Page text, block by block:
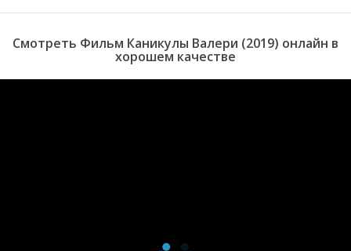
Смотреть Фильм Каникулы Валери (2019) онлайн в
хорошем качестве